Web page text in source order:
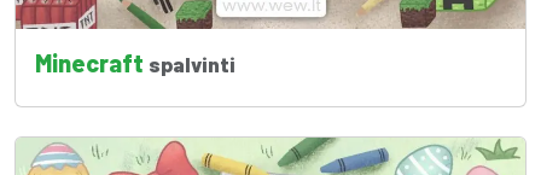
Minecraft spalvinti